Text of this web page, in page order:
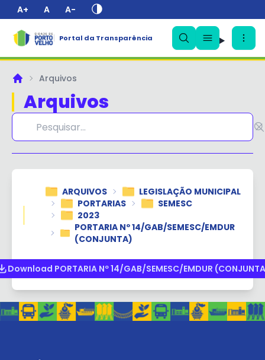
A+ A A-
Portal da Transparência
PrincipalArquivos
Arquivos
ARQUIVOS
LEGISLAÇÃO MUNICIPAL
PORTARIAS
SEMESC
2023
PORTARIA Nº 14/GAB/SEMESC/EMDUR
(CONJUNTA)
Download PORTARIA Nº 14/GAB/SEMESC/EMDUR
✕